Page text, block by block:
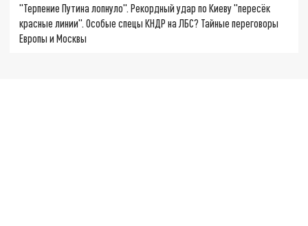
"Терпение Путина лопнуло". Рекордный удар по Киеву "пересёк
красные линии". Особые спецы КНДР на ЛБС? Тайные переговоры
Европы и Москвы